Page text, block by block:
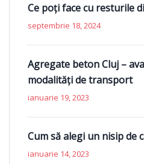
Ce poți face cu resturile
septembrie 18, 2024
Agregate beton Cluj –
modalități de transport
ianuarie 19, 2023
Cum să alegi un nisip de
ianuarie 14, 2023